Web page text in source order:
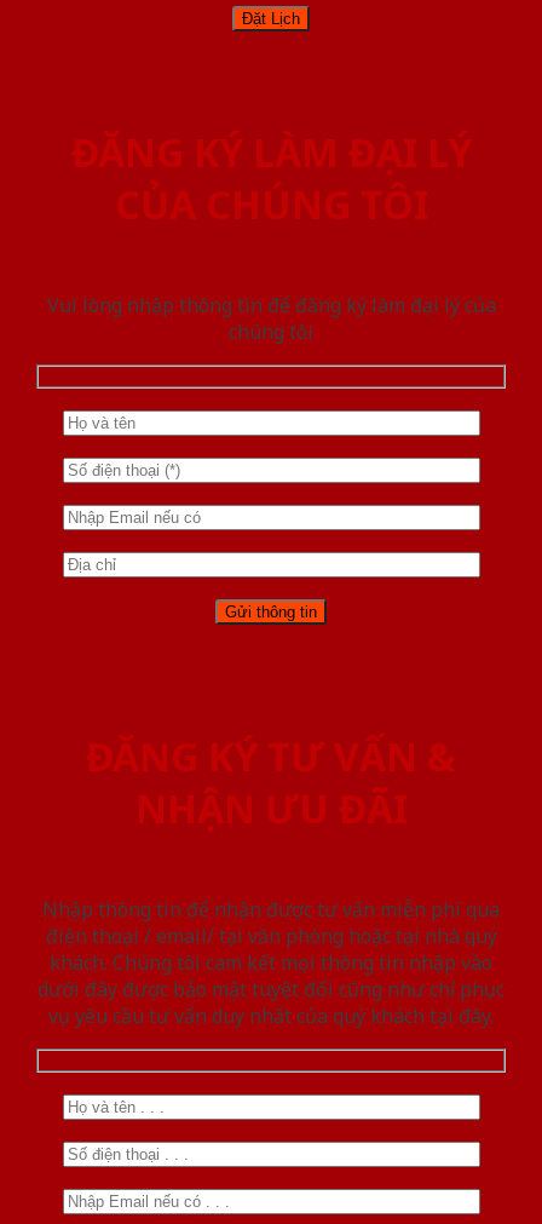
ĐĂNG KÝ LÀM ĐẠI LÝ
CỦA CHÚNG TÔI
Vui lòng nhập thông tin để đăng ký làm đại lý của
chúng tôi
ĐĂNG KÝ TƯ VẤN &
NHẬN ƯU ĐÃI
Nhập thông tin để nhận được tư vấn miễn phí qua
điện thoại / email/ tại văn phòng hoặc tại nhà quý
khách. Chúng tôi cam kết mọi thông tin nhập vào
dưới đây được bảo mật tuyệt đối cũng như chỉ phục
vụ yêu cầu tư vấn duy nhất của quý khách tại đây.